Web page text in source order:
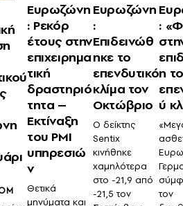
Ευρωζώνη
: Ρεκόρ
έτους στην
επιχειρημα
τική
δραστηριό
τητα –
Εκτίναξη
του PMI
υπηρεσιώ
ν
Θετικά
μηνύματα και
Ευρωζώνη
:
Επιδεινώθ
ηκε το
επενδυτικό
κλίμα τον
Οκτώβριο
Ο δείκτης
Sentix
κινήθηκε
χαμηλότερα
στο -21,9 από
-21,5 τον
:
η
ύ
τον